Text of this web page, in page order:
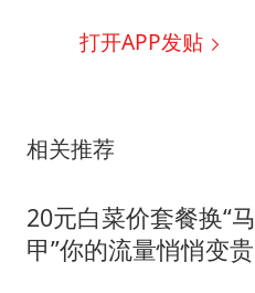
打开APP发贴
相关推荐
20元白菜价套餐换“马
甲”你的流量悄悄变贵